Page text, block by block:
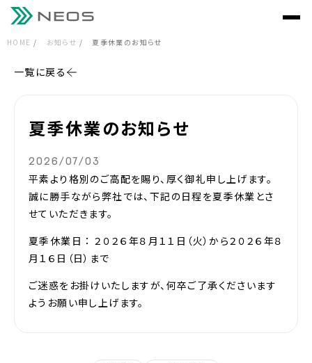
HOME お知らせ 夏季休業のお知らせ
一覧に戻る
夏季休業のお知らせ
2026/07/03
平素より格別のご高配を賜り、厚く御礼申し上げます。
誠に勝手ながら弊社では、下記の日程を夏季休業とさ
せていただきます。
夏季休業日 ： ２０２６年８月１１日（火）から２０２６年８
月１６日（日）まで
ご迷惑をお掛けいたしますが、何卒ご了承くださいます
ようお願い申し上げます。